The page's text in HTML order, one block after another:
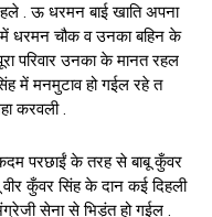
. ऊ धरमन बाई खाति अपना
धरमन चौक व उनका बहिन के
परिवार उनका के मानत रहल
में मनमुटाव हो गईल रहे त
करवली .
परछाईं के तरह से बाबू कुँवर
कुँवर सिंह के दान कई दिहली
सेना से भिड़ंत हो गईल .